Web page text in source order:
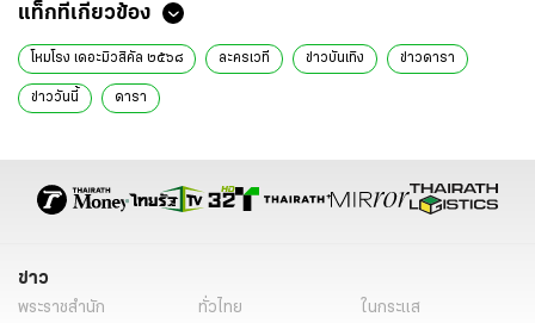
แท็กที่เกี่ยวข้อง
โหมโรง เดอะมิวสิคัล ๒๕๖๘ ละครเวที ข่าวบันเทิง ข่าวดารา
ข่าววันนี้ ดารา
ข่าว
พระราชสำนัก ทั่วไทย
ในกระแส